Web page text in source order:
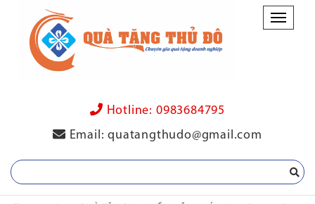
Danh
mục
Hotline: 0983684795
Email:quatangthudo@gmail.com